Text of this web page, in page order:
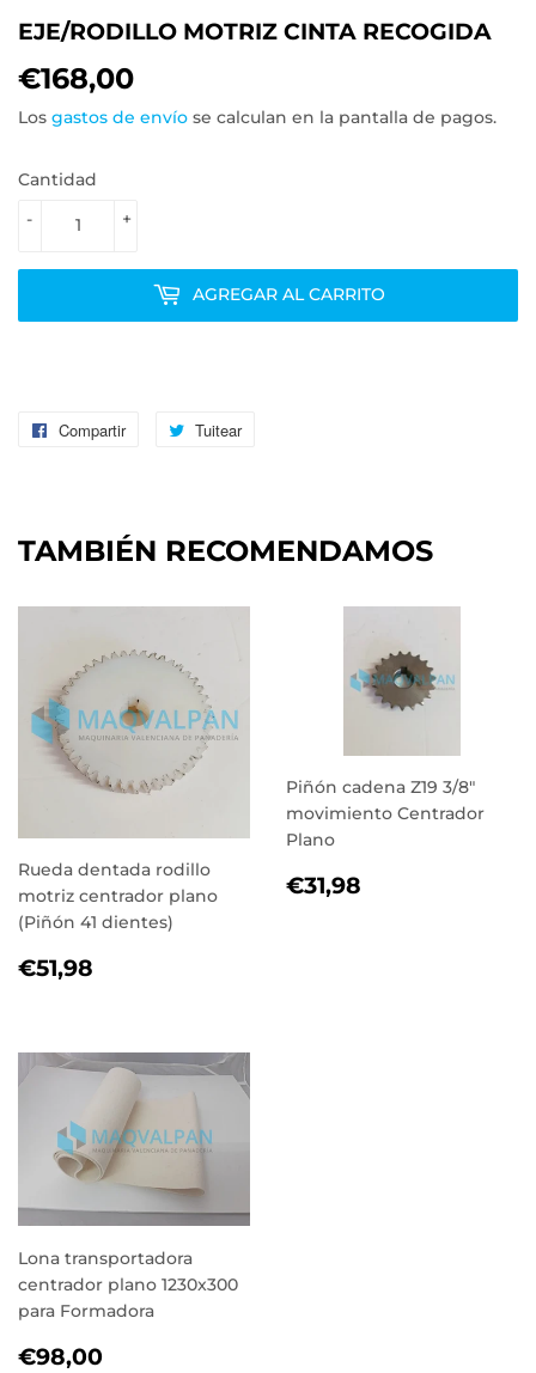
EJE/RODILLO MOTRIZ CINTA RECOGIDA
€168,00
Los gastos de envío se calculan en la pantalla de pagos.
Cantidad
+
-
AGREGAR AL CARRITO
Compartir
CompartirTuitear
TAMBIÉN RECOMENDAMOS
Rueda dentada rodillo
motriz centrador plano
(Piñón 41 dientes)
PRECIO
€51,98
Piñón cadena Z19 3/8"
movimiento Centrador
Plano
PRECIO
€31,98
Lona transportadora
centrador plano 1230x300
para Formadora
PRECIO
€98,00